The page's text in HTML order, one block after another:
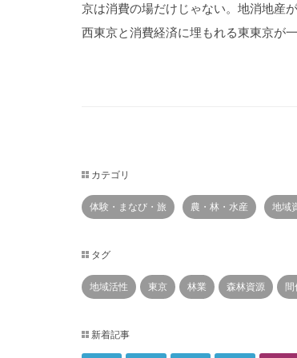
京は消費の場だけじゃない。地消地産
西東京と消費経済に埋もれる東東京が
カテゴリ
体験・まなび・旅 農・林・水産 地域
タグ
地域活性 東京 林業 森林資源 間
新着記事